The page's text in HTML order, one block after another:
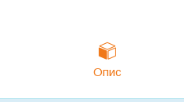
Опис